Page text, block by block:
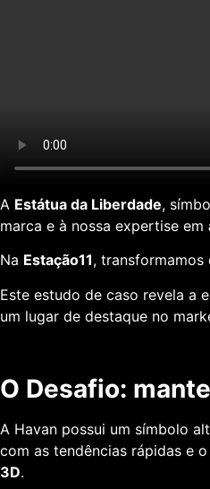
A Estátua da Liberdade,
marca e à nossa expertise em
Na Estação11, transformamos
Este estudo de caso revela a
um lugar de destaque no
O Desafio:
A Havan possui um símbolo
com as tendências rápidas e
3D.